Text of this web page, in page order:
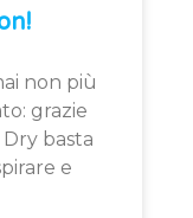
non più
grazie
basta
e